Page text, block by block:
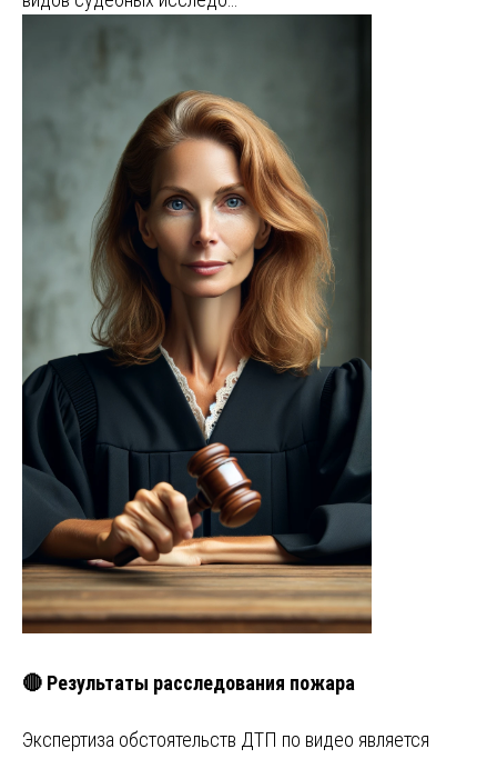
🔴 Результаты расследования пожара
Экспертиза обстоятельств ДТП по видео является